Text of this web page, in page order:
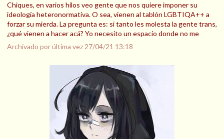
Chiques, en varios hilos veo gente que nos quiere imponer su
ideología heteronormativa. O sea, vienen al tablón LGBTIQA++ a
forzar su mierda. La pregunta es: si tanto les molesta la gente trans,
¿qué vienen a hacer acá? Yo necesito un espacio donde no me
Archivado por última vez 27/04/21 13:18